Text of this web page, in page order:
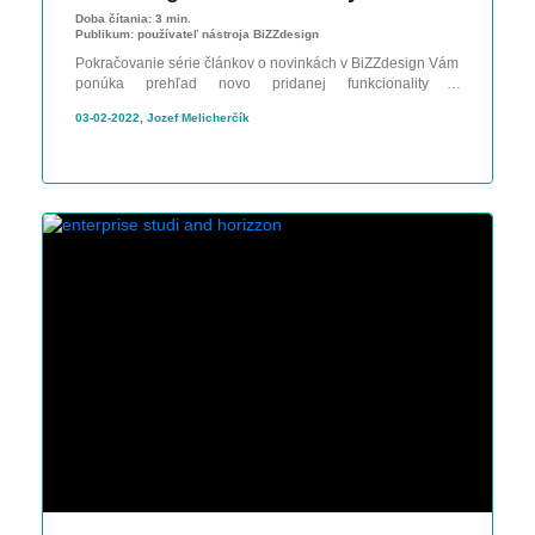
Doba čítania: 3 min.
Publikum: používateľ nástroja BiZZdesign
Pokračovanie série článkov o novinkách v BiZZdesign Vám
ponúka prehľad novo pridanej funkcionality a
03-02-2022, Jozef Melicherčík